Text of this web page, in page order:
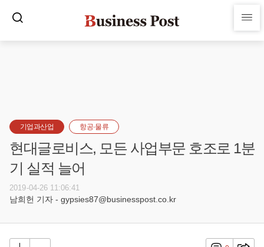
기업과산업 항공·물류
현대글로비스, 모든 사업부문 호조로 1분
기 실적 늘어
2019-04-26 11:06:41
남희헌 기자 - gypsies87@businesspost.co.kr